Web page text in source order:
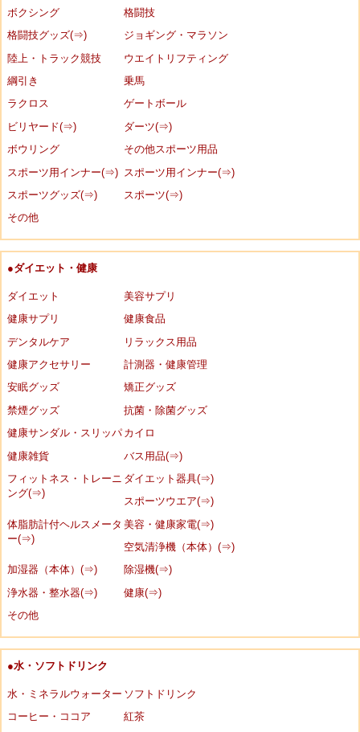
ボクシング
格闘技
格闘技グッズ(⇒)
ジョギング・マラソン
陸上・トラック競技
ウエイトリフティング
綱引き
乗馬
ラクロス
ゲートボール
ビリヤード(⇒)
ダーツ(⇒)
ボウリング
その他スポーツ用品
スポーツ用インナー(⇒)
スポーツ用インナー(⇒)
スポーツグッズ(⇒)
スポーツ(⇒)
その他
●ダイエット・健康
ダイエット
美容サプリ
健康サプリ
健康食品
デンタルケア
リラックス用品
健康アクセサリー
計測器・健康管理
安眠グッズ
矯正グッズ
禁煙グッズ
抗菌・除菌グッズ
健康サンダル・スリッパ カイロ
健康雑貨
バス用品(⇒)
フィットネス・トレーニ
ング(⇒)
ダイエット器具(⇒)
スポーツウエア(⇒)
体脂肪計付ヘルスメータ
ー(⇒)
美容・健康家電(⇒)
空気清浄機（本体）(⇒)
加湿器（本体）(⇒)
除湿機(⇒)
浄水器・整水器(⇒)
健康(⇒)
その他
●水・ソフトドリンク
水・ミネラルウォーター ソフトドリンク
コーヒー・ココア
紅茶